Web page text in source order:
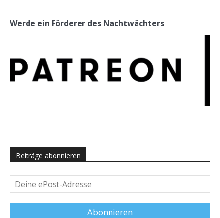
Werde ein Förderer des Nachtwächters
Beiträge abonnieren
Deine
ePost-
Adresse
Abonnieren